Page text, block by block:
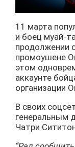
11 марта
и боец муай-
продолжении
промоушене
этом
аккаунте
организации
В своих
генеральным
Чатри